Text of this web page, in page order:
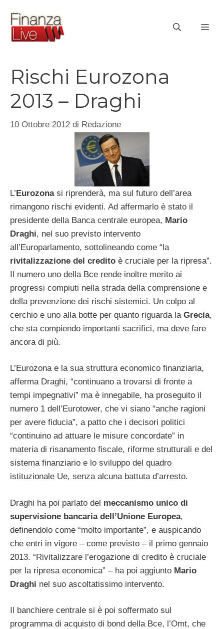
contenuto
Rischi Eurozona
2013 – Draghi
10 Ottobre 2012 di Redazione
L’Eurozonasi riprenderà, ma sul futuro dell’area
rimangono rischi evidenti. Ad affermarlo è stato il
presidente della Banca centrale europea, Mario
Draghi, nel suo previsto intervento
all’Europarlamento, sottolineando come “la
rivitalizzazione del credito è cruciale per la ripresa”.
Il numero uno della Bce rende inoltre merito ai
progressi compiuti nella strada della comprensione e
della prevenzione dei rischi sistemici. Un colpo al
cerchio e uno alla botte per quanto riguarda la Grecia,
che sta compiendo importanti sacrifici, ma deve fare
ancora di più.
L’Eurozona e la sua struttura economico finanziaria,
afferma Draghi, “continuano a trovarsi di fronte a
tempi impegnativi” ma è innegabile, ha proseguito il
numero 1 dell’Eurotower, che vi siano “anche ragioni
per avere fiducia”, a patto che i decisori politici
“continuino ad attuare le misure concordate” in
materia di risanamento fiscale, riforme strutturali e del
sistema finanziario e lo sviluppo del quadro
istituzionale Ue, senza alcuna battuta d’arresto.
Draghi ha poi parlato del meccanismo unico di
supervisione bancaria dell’Unione Europea,
definendolo come “molto importante”, e auspicando
che entri in vigore – come previsto – il primo gennaio
2013. “Rivitalizzare l’erogazione di credito è cruciale
per la ripresa economica” – ha poi aggiunto Mario
Draghi nel suo ascoltatissimo intervento.
Il banchiere centrale si è poi soffermato sul
programma di acquisto di bond della Bce, l’Omt, che